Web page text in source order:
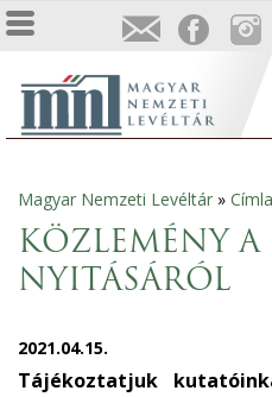
Jelenlegi
hely
Magyar Nemzeti Levéltár »
KÖZLEMÉNY A
NYITÁSÁRÓL
2021.04.15.
Tájékoztatjuk